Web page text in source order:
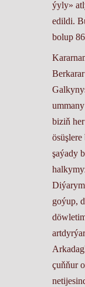
ýyly»
edildi.
bolup
biziň
şaýady
goýup,
çuňňur